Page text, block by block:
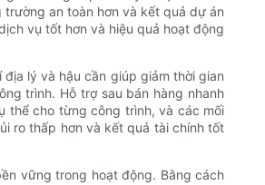
an toàn hơn và kết quả dự án
vụ tốt hơn và hiệu quả hoạt động
lý và hậu cần giúp giảm thời gian
trình. Hỗ trợ sau bán hàng nhanh
thể cho từng công trình, và các mối
ro thấp hơn và kết quả tài chính tốt
vững trong hoạt động. Bằng cách